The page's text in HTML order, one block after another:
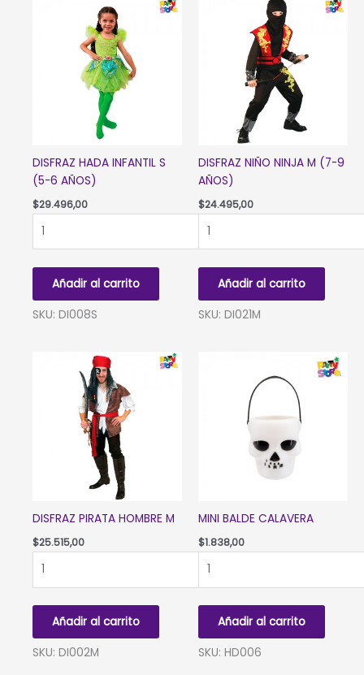
DISFRAZ HADA INFANTIL S
(5-6 AÑOS)
$29.496,00
HADA
6
Añadir al carrito
SKU: DI008S
DISFRAZ NIÑO NINJA M (7-9
AÑOS)
$24.495,00
NIÑO
9
Añadir al carrito
SKU: DI021M
DISFRAZ PIRATA HOMBRE M
$25.515,00
PIRATA
cantidad
Añadir al carrito
SKU: DI002M
MINI BALDE CALAVERA
$1.838,00
BALDE
cantidad
Añadir al carrito
SKU: HD006